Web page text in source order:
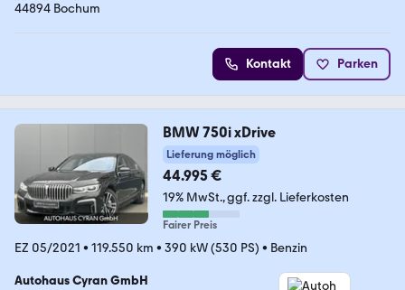
44894 Bochum
Kontakt Parken
BMW 750i xDrive
Lieferung möglich
44.995 €
19% MwSt. ggf. zzgl. Lieferkosten
Fairer Preis
EZ 05/2021 • 119.550 km • 390 kW (530 PS) • Benzin
Autohaus Cyran GmbH